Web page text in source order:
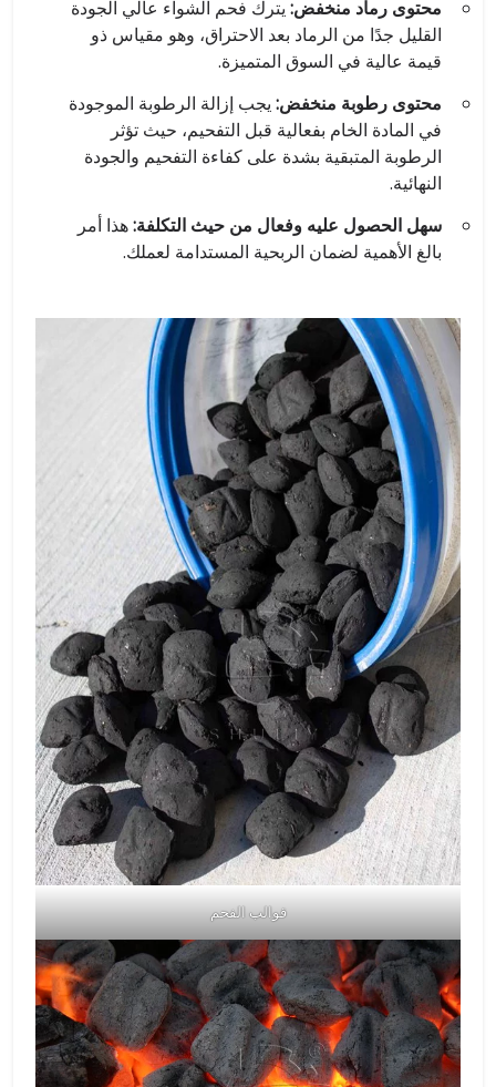
محتوى رماد منخفض:يترك فحم الشواء عالي الجودة
القليل جدًا من الرماد بعد الاحتراق، وهو مقياس ذو
قيمة عالية في السوق المتميزة.
محتوى رطوبة منخفض:يجب إزالة الرطوبة الموجودة
في المادة الخام بفعالية قبل التفحيم، حيث تؤثر
الرطوبة المتبقية بشدة على كفاءة التفحيم والجودة
النهائية.
سهل الحصول عليه وفعال من حيث التكلفة:هذا أمر
بالغ الأهمية لضمان الربحية المستدامة لعملك.
قوالب الفحم